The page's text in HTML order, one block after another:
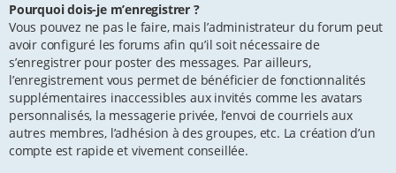
Pourquoi dois-je m’enregistrer ?
Vous pouvez ne pas le faire, mais l’administrateur du forum peut
avoir configuré les forums afin qu’il soit nécessaire de
s’enregistrer pour poster des messages. Par ailleurs,
l’enregistrement vous permet de bénéficier de fonctionnalités
supplémentaires inaccessibles aux invités comme les avatars
personnalisés, la messagerie privée, l’envoi de courriels aux
autres membres, l’adhésion à des groupes, etc. La création d’un
compte est rapide et vivement conseillée.